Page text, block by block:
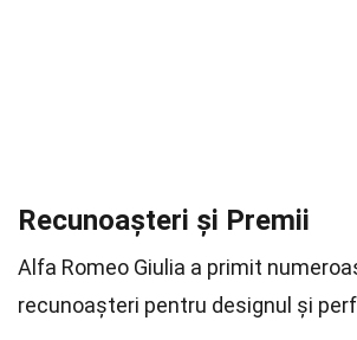
Recunoașteri și Premii
Alfa Romeo Giulia a primit
recunoașteri pentru designul și